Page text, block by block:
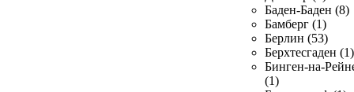
Баден-Баден (8)
Бамберг (1)
Берлин (53)
Берхтесгаден (1)
Бинген-на-
(1)